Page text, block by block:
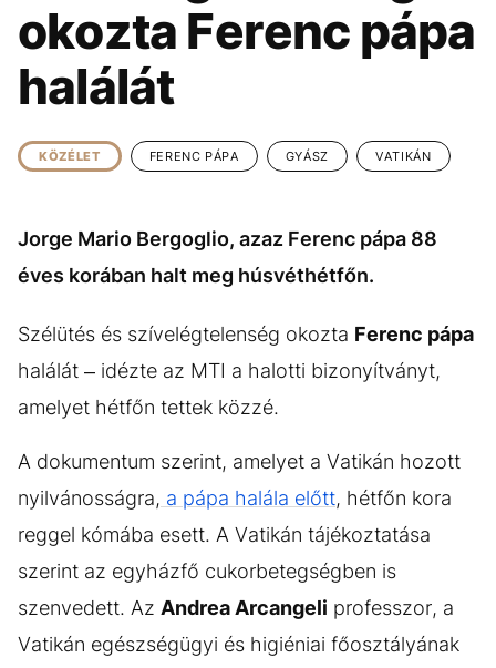
ÉLETMÓD DESIGN
BESZÉLGETÉSEK
VIDEÓ TÖRTÉNETEK
okozta Ferenc pápa
halálát
KÖZÉLET FERENC PÁPA GYÁSZ VATIKÁN
Jorge Mario Bergoglio, azaz Ferenc pápa 88
éves korában halt meg húsvéthétfőn.
Szélütés és szívelégtelenség okozta Ferenc pápa
halálát – idézte az MTI a halotti bizonyítványt,
amelyet hétfőn tettek közzé.
A dokumentum szerint, amelyet a Vatikán hozott
nyilvánosságra, a pápa halála előtt, hétfőn kora
reggel kómába esett. A Vatikán tájékoztatása
szerint az egyházfő cukorbetegségben is
szenvedett. Az Andrea Arcangeli professzor, a
Vatikán egészségügyi és higiéniai főosztályának